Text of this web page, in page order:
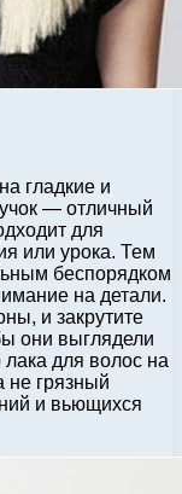
гладкие и
— отличный
для
или урока. Тем
беспорядком
на детали.
и закрутите
они выглядели
для волос на
не грязный
и вьющихся